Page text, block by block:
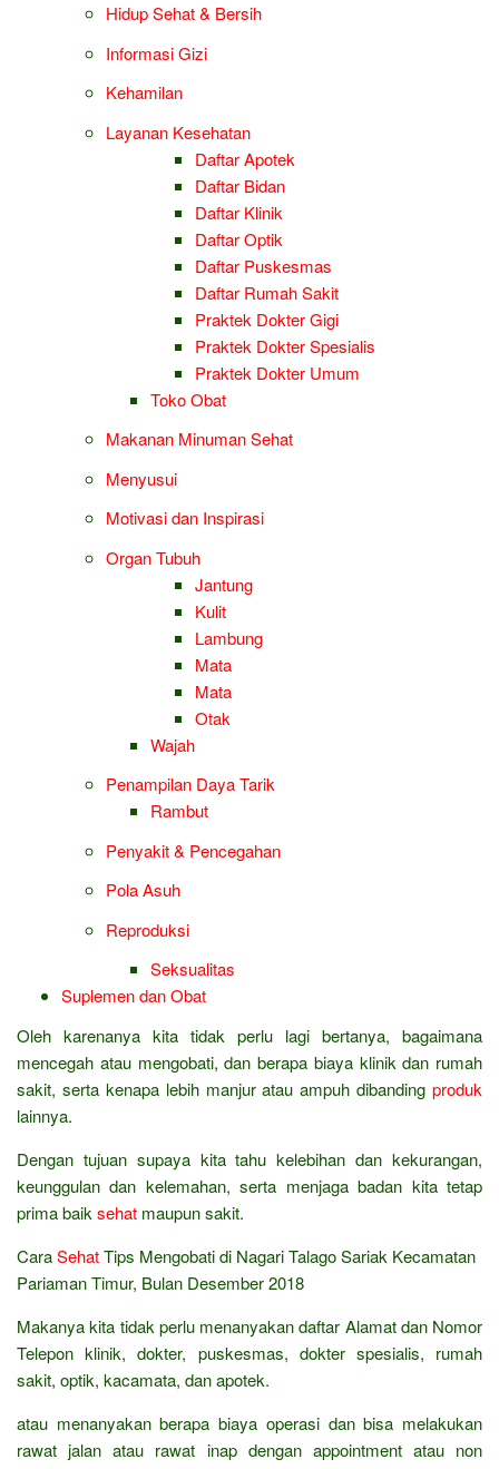
Hidup Sehat & Bersih
Informasi Gizi
Kehamilan
Layanan Kesehatan
Daftar Apotek
Daftar Bidan
Daftar Klinik
Daftar Optik
Daftar Puskesmas
Daftar Rumah Sakit
Praktek Dokter Gigi
Praktek Dokter Spesialis
Praktek Dokter Umum
Toko Obat
Makanan Minuman Sehat
Menyusui
Motivasi dan Inspirasi
Organ Tubuh
Jantung
Kulit
Lambung
Mata
Mata
Otak
Wajah
Penampilan Daya Tarik
Rambut
Penyakit & Pencegahan
Pola Asuh
Reproduksi
Seksualitas
Suplemen dan Obat
Oleh karenanya kita tidak perlu lagi bertanya, bagaimana
mencegah atau mengobati, dan berapa biaya klinik dan rumah
sakit, serta kenapa lebih manjur atau ampuh dibanding produk
lainnya.
Dengan tujuan supaya kita tahu kelebihan dan kekurangan,
keunggulan dan kelemahan, serta menjaga badan kita tetap
prima baik sehat maupun sakit.
CaraSehatTips Mengobati di Nagari Talago Sariak Kecamatan
Pariaman Timur, Bulan Desember 2018
Makanya kita tidak perlu menanyakan daftar Alamat dan Nomor
Telepon klinik, dokter, puskesmas, dokter spesialis, rumah
sakit, optik, kacamata, dan apotek.
atau menanyakan berapa biaya operasi dan bisa melakukan
rawat jalan atau rawat inap dengan appointment atau non